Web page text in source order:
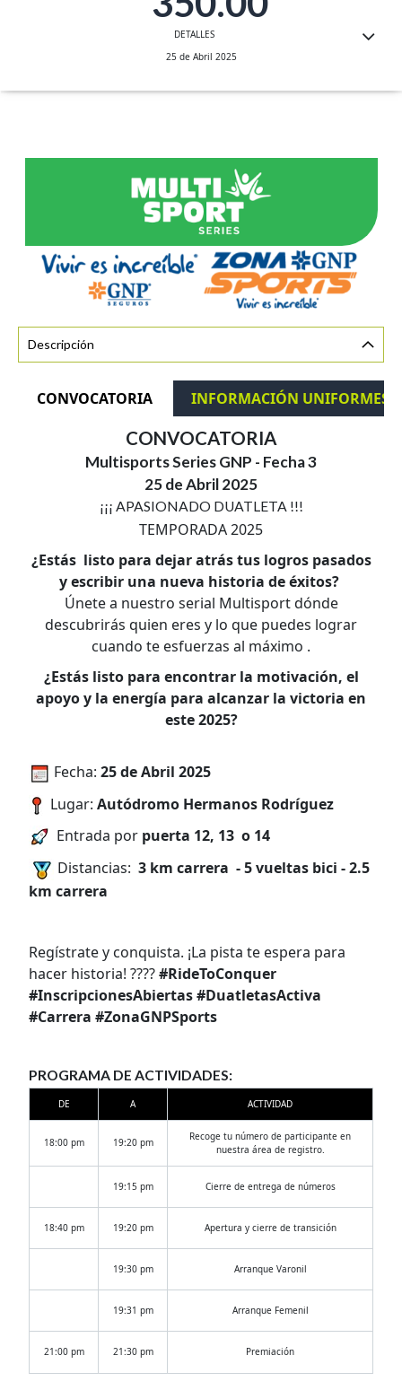
DETALLES
25 de Abril 2025
Descripción
CONVOCATORIA INFORMACIÓN UNIFORMES
CONVOCATORIA
Multisports Series GNP - Fecha 3
25 de Abril 2025
¡¡¡ APASIONADO DUATLETA !!!
TEMPORADA 2025
¿Estás listo para dejar atrás tus logros pasados
y escribir una nueva historia de éxitos?
Únete a nuestro serial Multisport dónde
descubrirás quien eres y lo que puedes lograr
cuando te esfuerzas al máximo .
¿Estás listo para encontrar la motivación, el
apoyo y la energía para alcanzar la victoria en
este 2025?
Fecha: 25 de Abril 2025
Lugar: Autódromo Hermanos Rodríguez
Entrada por puerta 12, 13 o 14
Distancias: 3 km carrera - 5 vueltas bici - 2.5
km carrera
Regístrate y conquista. ¡La pista te espera para
hacer historia! ????#RideToConquer
#InscripcionesAbiertas #DuatletasActiva
#Carrera #ZonaGNPSports
PROGRAMA DE ACTIVIDADES:
DE A ACTIVIDAD
18:00 pm 19:20 pm
Recoge tu número de participante en
nuestra área de registro.
19:15 pm Cierre de entrega de números
18:40 pm 19:20 pm Apertura y cierre de transición
19:30 pm Arranque Varonil
19:31 pm Arranque Femenil
21:00 pm 21:30 pm Premiación